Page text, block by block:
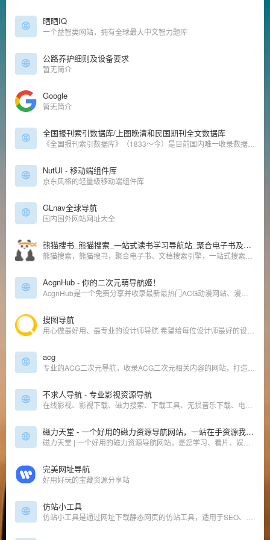
晒晒IQ
一个益智类网站，拥有全球最大中文智力题库
公路养护细则及设备要求
暂无简介
Google
暂无简介
全国报刊索引数据库/上图晚清和民国期刊全文数据库
NutUI - 移动端组件库
京东风格的轻量级移动端组件库
GLnav全球导航
国内国外网站网址大全
熊猫搜书_熊猫搜索_一站式读书学习导航站_聚合电子书及文档搜索_xmsoushu_xmsearch
AcgnHub - 你的二次元萌导航姬！
搜图导航
acg
不求人导航 - 专业影视资源导航
磁力天堂 - 一个好用的磁力资源导航网站，一站在手资源我有!
完美网址导航
好用好玩的宝藏资源分享站
仿站小工具